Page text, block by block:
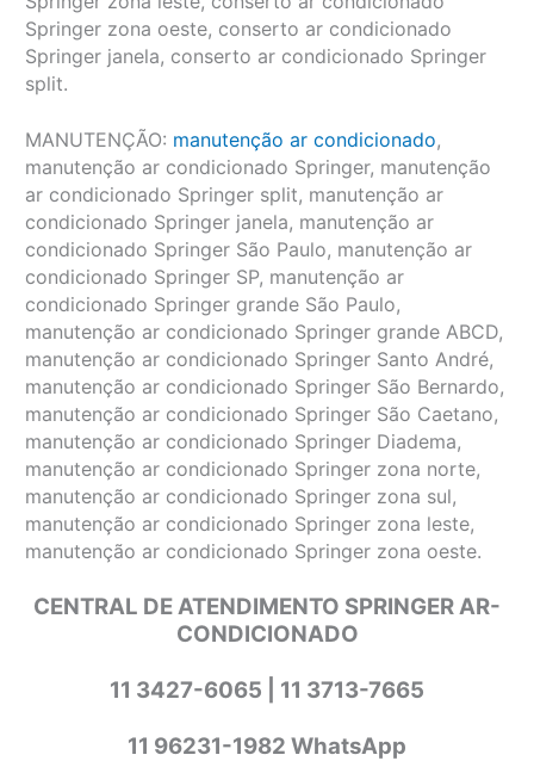
Springer zona oeste, conserto ar condicionado
Springer janela, conserto ar condicionado Springer
split.
MANUTENÇÃO: manutenção ar condicionado,
manutenção ar condicionado Springer, manutenção
ar condicionado Springer split, manutenção ar
condicionado Springer janela, manutenção ar
condicionado Springer São Paulo, manutenção ar
condicionado Springer SP, manutenção ar
condicionado Springer grande São Paulo,
manutenção ar condicionado Springer grande ABCD,
manutenção ar condicionado Springer Santo André,
manutenção ar condicionado Springer São Bernardo,
manutenção ar condicionado Springer São Caetano,
manutenção ar condicionado Springer Diadema,
manutenção ar condicionado Springer zona norte,
manutenção ar condicionado Springer zona sul,
manutenção ar condicionado Springer zona leste,
manutenção ar condicionado Springer zona oeste.
CENTRAL DE ATENDIMENTO SPRINGER AR-
CONDICIONADO
11 3427-6065 | 11 3713-7665
11 96231-1982 WhatsApp